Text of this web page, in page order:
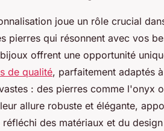
joue un rôle crucial
pierres qui résonnent avec vos
offrent une opportunité
de qualité, parfaitement adaptés
: des pierres comme
allure robuste et élégante,
des matériaux et du